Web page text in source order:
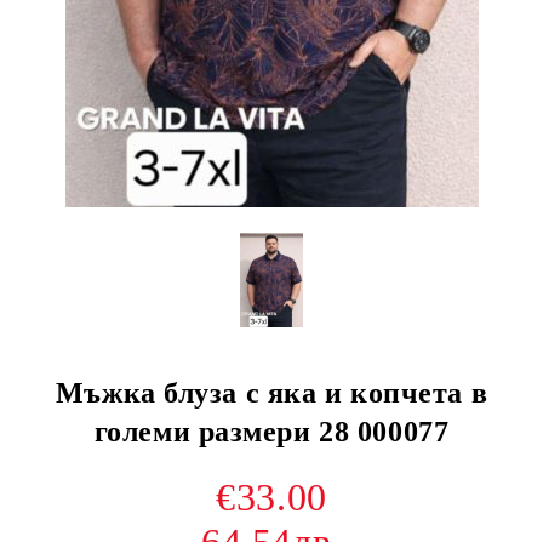
Мъжка блуза с яка и копчета в
големи размери 28 000077
€33.00